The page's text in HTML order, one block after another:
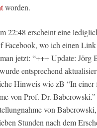
worden.
22:48 erscheint eine
wo ich einen Link
jetzt: “+++ Update:
entsprechend
Hinweis wie zB “In
von Prof. Dr.
von
Stunden nach dem